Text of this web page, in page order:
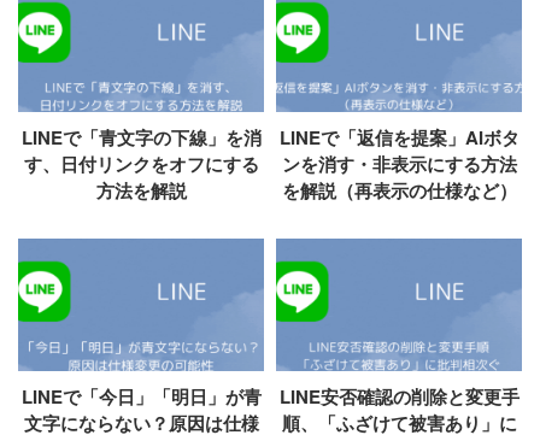
LINEで「青文字の下線」を消
す、日付リンクをオフにする
方法を解説
LINEで「返信を提案」AIボタ
ンを消す・非表示にする方法
を解説（再表示の仕様など）
LINEで「今日」「明日」が青
文字にならない？原因は仕様
LINE安否確認の削除と変更手
順、「ふざけて被害あり」に